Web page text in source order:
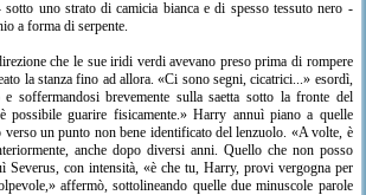
sotto uno strato di camicia bianca e di spesso tessuto nero -
a forma di serpente.
che le sue iridi verdi avevano preso prima di rompere
la stanza fino ad allora. «Ci sono segni, cicatrici...» esordì,
soffermandosi brevemente sulla saetta sotto la fronte del
possibile guarire fisicamente.» Harry annuì piano a quelle
verso un punto non bene identificato del lenzuolo. «A volte, è
anche dopo diversi anni. Quello che non posso
Severus, con intensità, «è che tu, Harry, provi vergogna per
affermò, sottolineando quelle due minuscole parole